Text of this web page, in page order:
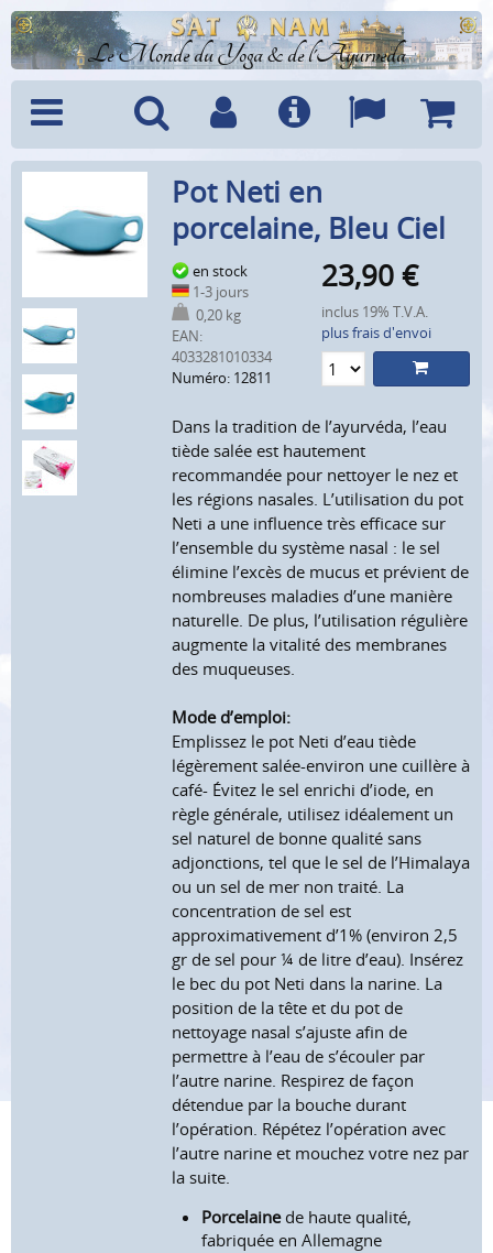
Le Monde du Yoga & de l'Ayurveda
Recherche
CompteInfo
Pot Neti en
porcelaine, Bleu Ciel
en stock
1-3 jours
0,20 kg
EAN:
4033281010334
Numéro: 12811
23,90 €
inclus 19% T.V.A.
plus frais d'envoi
Dans la tradition de l’ayurvéda, l’eau
tiède salée est hautement
recommandée pour nettoyer le nez et
les régions nasales. L’utilisation du pot
Neti a une influence très efficace sur
l’ensemble du système nasal : le sel
élimine l’excès de mucus et prévient de
nombreuses maladies d’une manière
naturelle. De plus, l’utilisation régulière
augmente la vitalité des membranes
des muqueuses.
Mode d’emploi:
Emplissez le pot Neti d’eau tiède
légèrement salée-environ une cuillère à
café- Évitez le sel enrichi d’iode, en
règle générale, utilisez idéalement un
sel naturel de bonne qualité sans
adjonctions, tel que le sel de l’Himalaya
ou un sel de mer non traité. La
concentration de sel est
approximativement d’1% (environ 2,5
gr de sel pour ¼ de litre d’eau). Insérez
le bec du pot Neti dans la narine. La
position de la tête et du pot de
nettoyage nasal s’ajuste afin de
permettre à l’eau de s’écouler par
l’autre narine. Respirez de façon
détendue par la bouche durant
l’opération. Répétez l’opération avec
l’autre narine et mouchez votre nez par
la suite.
Porcelainede haute qualité,
fabriquée en Allemagne